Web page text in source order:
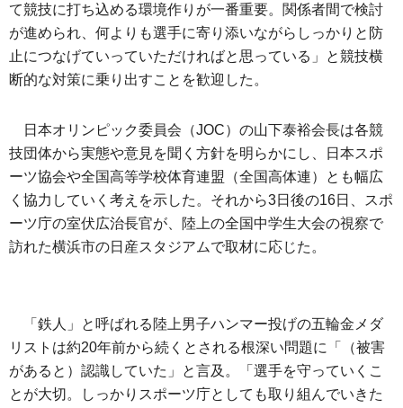
て競技に打ち込める環境作りが一番重要。関係者間で検討
が進められ、何よりも選手に寄り添いながらしっかりと防
止につなげていっていただければと思っている」と競技横
断的な対策に乗り出すことを歓迎した。
日本オリンピック委員会（JOC）の山下泰裕会長は各競
技団体から実態や意見を聞く方針を明らかにし、日本スポ
ーツ協会や全国高等学校体育連盟（全国高体連）とも幅広
く協力していく考えを示した。それから3日後の16日、スポ
ーツ庁の室伏広治長官が、陸上の全国中学生大会の視察で
訪れた横浜市の日産スタジアムで取材に応じた。
「鉄人」と呼ばれる陸上男子ハンマー投げの五輪金メダ
リストは約20年前から続くとされる根深い問題に「（被害
があると）認識していた」と言及。「選手を守っていくこ
とが大切。しっかりスポーツ庁としても取り組んでいきた